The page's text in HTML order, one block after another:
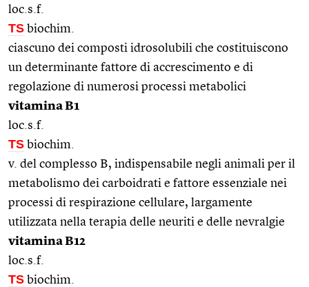
loc.s.f.
TS biochim.
ciascuno dei composti idrosolubili che costituiscono
un determinante fattore di accrescimento e di
regolazione di numerosi processi metabolici
vitamina B1
loc.s.f.
TS biochim.
v. del complesso B, indispensabile negli animali per il
metabolismo dei carboidrati e fattore essenziale nei
processi di respirazione cellulare, largamente
utilizzata nella terapia delle neuriti e delle nevralgie
vitamina B12
loc.s.f.
TS biochim.